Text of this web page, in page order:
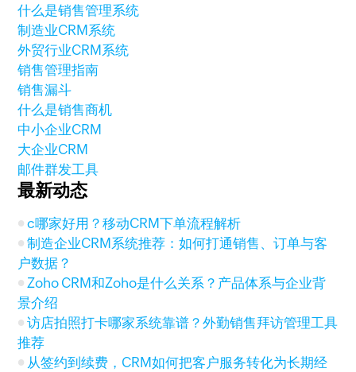
什么是销售管理系统
制造业CRM系统
外贸行业CRM系统
销售管理指南
销售漏斗
什么是销售商机
中小企业CRM
大企业CRM
邮件群发工具
最新动态
c哪家好用？移动CRM下单流程解析
制造企业CRM系统推荐：如何打通销售、订单与客
户数据？
Zoho CRM和Zoho是什么关系？产品体系与企业背
景介绍
访店拍照打卡哪家系统靠谱？外勤销售拜访管理工具
推荐
从签约到续费，CRM如何把客户服务转化为长期经